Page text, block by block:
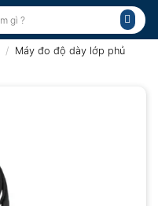
/ Máy đo độ dày lớp phủ